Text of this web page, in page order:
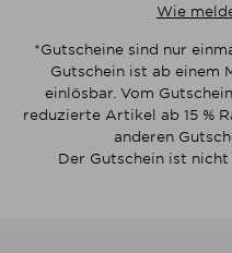
Wie
*Gutscheine sind nur
Gutschein ist ab einem
einlösbar. Vom
reduzierte Artikel ab 15 %
anderen
Der Gutschein ist nicht